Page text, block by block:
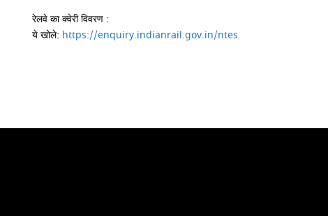
रेलवे का क्वेरी विवरण :
ये खोले: https://enquiry.indianrail.gov.in/ntes